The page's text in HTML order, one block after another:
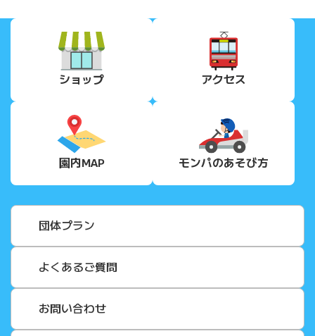
ショップ アクセス
園内MAP モンパのあそび方
団体プラン
よくあるご質問
お問い合わせ